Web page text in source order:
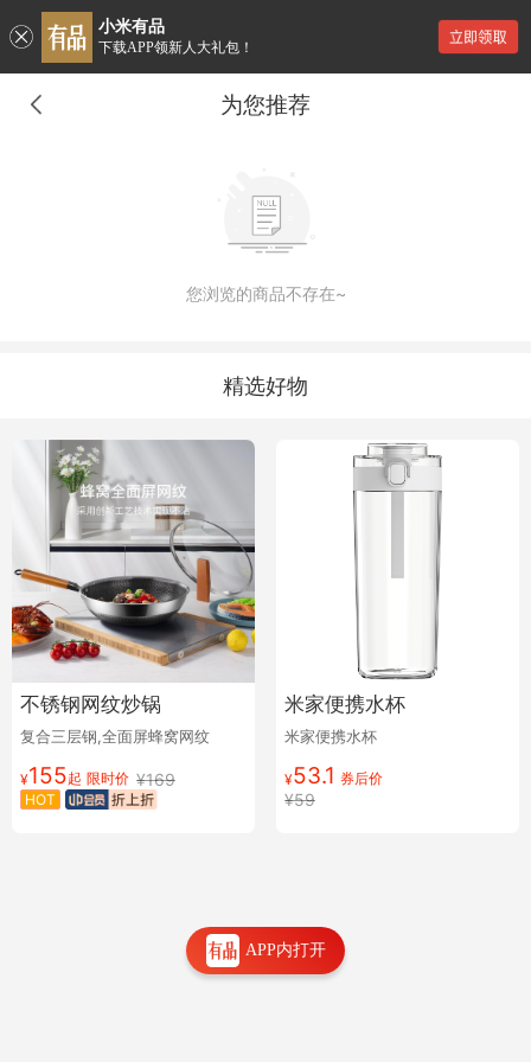
小米有品
下载APP领新人大礼包！
为您推荐
您浏览的商品不存在~
精选好物
不锈钢网纹炒锅
复合三层钢,全面屏蜂窝网纹
¥155起 限时价 ¥169
HOT
米家便携水杯
米家便携水杯
¥53.1 券后价
¥59
APP内打开